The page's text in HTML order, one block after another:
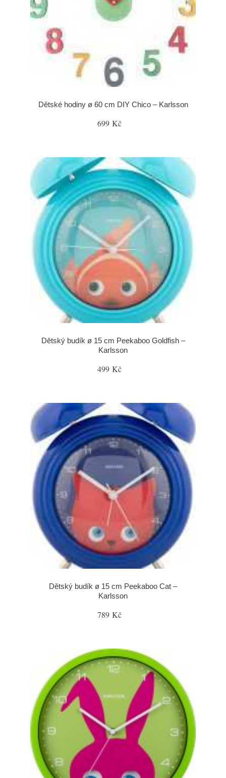
Dětské hodiny ø 60 cm DIY Chico – Karlsson
699 Kč
Dětský budík ø 15 cm Peekaboo Goldfish –
Karlsson
499 Kč
Dětský budík ø 15 cm Peekaboo Cat –
Karlsson
789 Kč